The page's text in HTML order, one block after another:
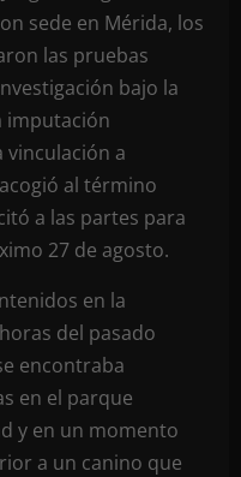
sede en Mérida, los
las pruebas
bajo la
imputación
a
al término
a las partes para
27 de agosto.
en la
del pasado
encontraba
en el parque
y en un momento
a un canino que